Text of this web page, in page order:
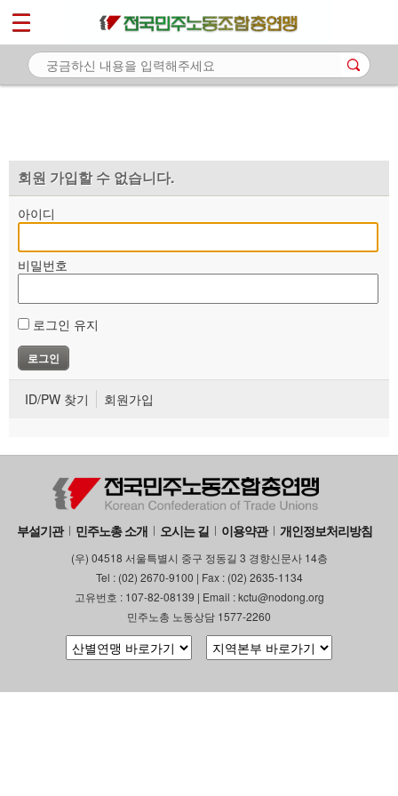
회원 가입할 수 없습니다.
아이디
비밀번호
로그인 유지
ID/PW 찾기 회원가입
부설기관 민주노총 소개 오시는 길 이용약관 개인정보처리방침
(우) 04518 서울특별시 중구 정동길 3 경향신문사 14층
Tel : (02) 2670-9100 | Fax : (02) 2635-1134
고유번호 : 107-82-08139 | Email : kctu@nodong.org
민주노총 노동상담 1577-2260
마이페이지
소개
자료
부설기관